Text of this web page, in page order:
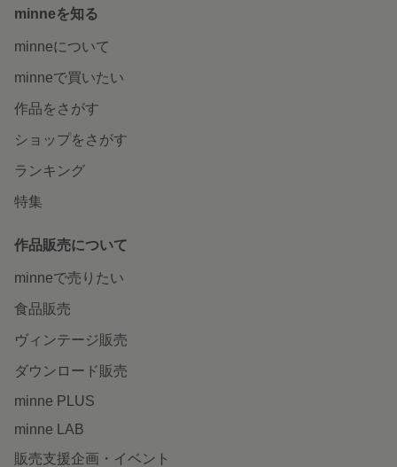
minneを知る
minneについて
minneで買いたい
作品をさがす
ショップをさがす
ランキング
特集
作品販売について
minneで売りたい
食品販売
ヴィンテージ販売
ダウンロード販売
minne PLUS
minne LAB
販売支援企画・イベント